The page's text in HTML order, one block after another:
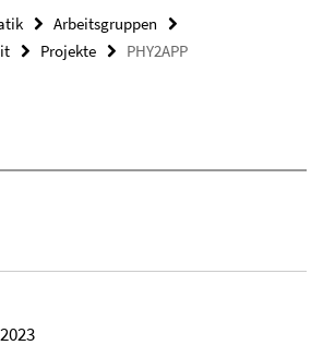
Arbeitsgruppen
Projekte PHY2APP